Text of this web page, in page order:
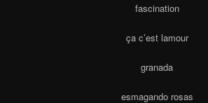
fascination
ça c’est lamour
granada
esmagando rosas